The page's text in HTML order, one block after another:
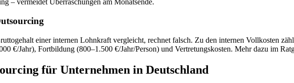
– vermeidet Überraschungen am Monatsende.
einer internen Lohnkraft vergleicht, rechnet falsch. Zu den internen Vollkosten
€/Jahr), Fortbildung (800–1.500 €/Jahr/Person) und Vertretungskosten. Mehr dazu im
für Unternehmen in Deutschland